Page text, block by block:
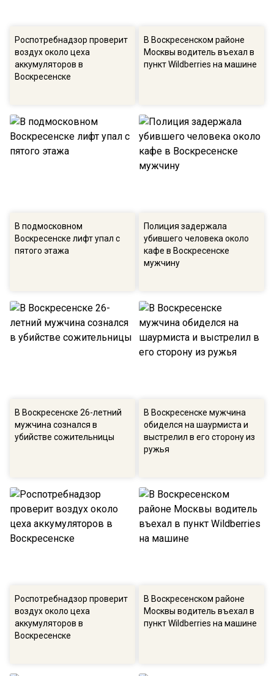
Роспотребнадзор проверит
воздух около цеха
аккумуляторов в
Воскресенске
В Воскресенском районе
Москвы водитель въехал в
пункт Wildberries на машине
В подмосковном
Воскресенске лифт упал c
пятого этажа
Полиция задержала
убившего человека около
кафе в Воскресенске
мужчину
В Воскресенске 26-летний
мужчина сознался в
убийстве сожительницы
В Воскресенске мужчина
обиделся на шаурмиста и
выстрелил в его сторону из
ружья
Роспотребнадзор проверит
воздух около цеха
аккумуляторов в
Воскресенске
В Воскресенском районе
Москвы водитель въехал в
пункт Wildberries на машине